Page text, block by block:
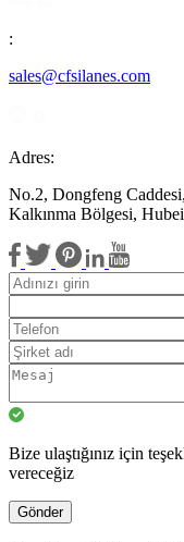
:
sales@cfsilanes.com
Adres:
No.2, Dongfeng
Kalkınma Bölgesi,
Bize ulaştığınız için
vereceğiz
Gönder